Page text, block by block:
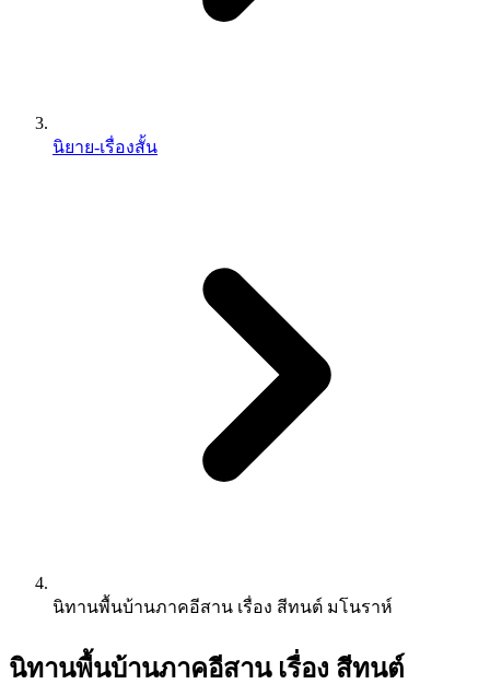
นิยาย-เรื่องสั้น
นิทานพื้นบ้านภาคอีสาน เรื่อง สีทนต์ มโนราห์
นิทานพื้นบ้านภาคอีสาน เรื่อง สีทนต์